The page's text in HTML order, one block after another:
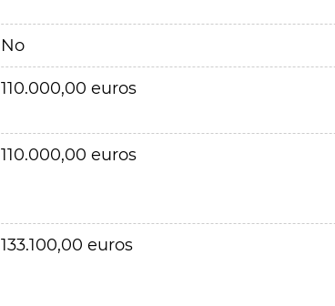
No
110.000,00 euros
110.000,00 euros
133.100,00 euros